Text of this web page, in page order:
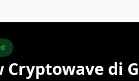
Cryptowave di